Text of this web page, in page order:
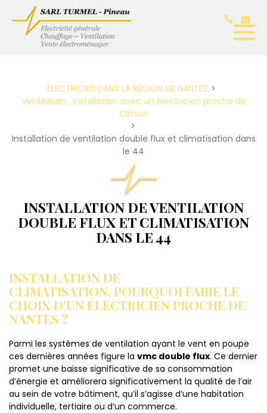
ÉLECTRICIEN DANS LA RÉGION DE NANTES
Ventilation : installation avec un électricien proche de
Clisson
Installation de ventilation double flux et climatisation dans
le 44
INSTALLATION DE VENTILATION
DOUBLE FLUX ET CLIMATISATION
DANS LE 44
INSTALLATION DE
CLIMATISATION, POURQUOI FAIRE LE
CHOIX D'UN ÉLECTRICIEN PROCHE DE
NANTES ?
Parmi les systèmes de ventilation ayant le vent en poupe
ces dernières années figure la vmc double flux. Ce dernier
promet une baisse significative de sa consommation
d’énergie et améliorera significativement la qualité de l’air
au sein de votre bâtiment, qu’il s’agisse d’une habitation
individuelle, tertiaire ou d’un commerce.
Panneau de gestion des cookies